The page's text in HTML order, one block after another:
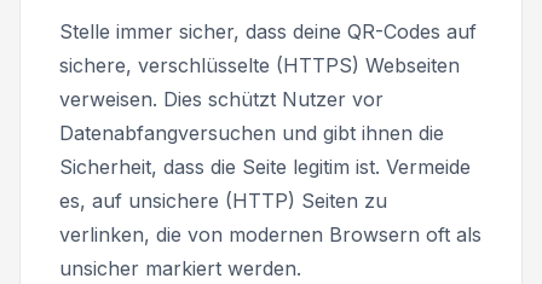
Stelle immer sicher, dass deine QR-Codes auf
sichere, verschlüsselte (HTTPS) Webseiten
verweisen. Dies schützt Nutzer vor
Datenabfangversuchen und gibt ihnen die
Sicherheit, dass die Seite legitim ist. Vermeide
es, auf unsichere (HTTP) Seiten zu
verlinken, die von modernen Browsern oft als
unsicher markiert werden.